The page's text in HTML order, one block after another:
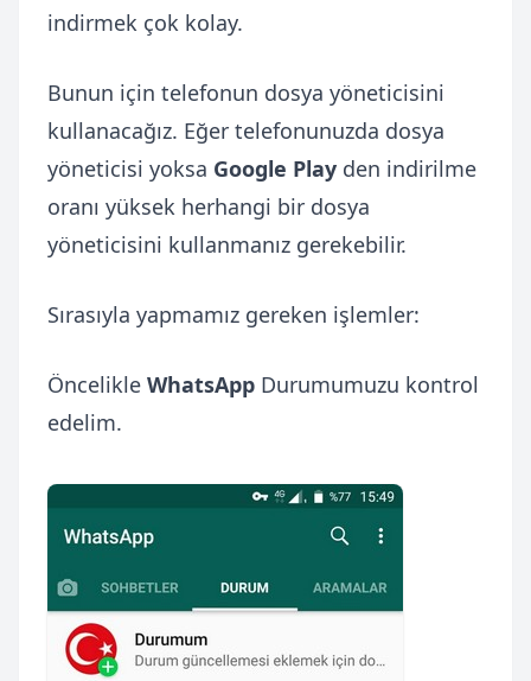
indirmek çok kolay.
Bunun için telefonun dosya yöneticisini
kullanacağız. Eğer telefonunuzda dosya
yöneticisi yoksa Google Play den indirilme
oranı yüksek herhangi bir dosya
yöneticisini kullanmanız gerekebilir.
Sırasıyla yapmamız gereken işlemler:
Öncelikle WhatsApp Durumumuzu kontrol
edelim.